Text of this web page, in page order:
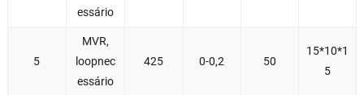
essário
5
MVR,
loopnec
essário
425 0-0,2 50
15*10*1
5